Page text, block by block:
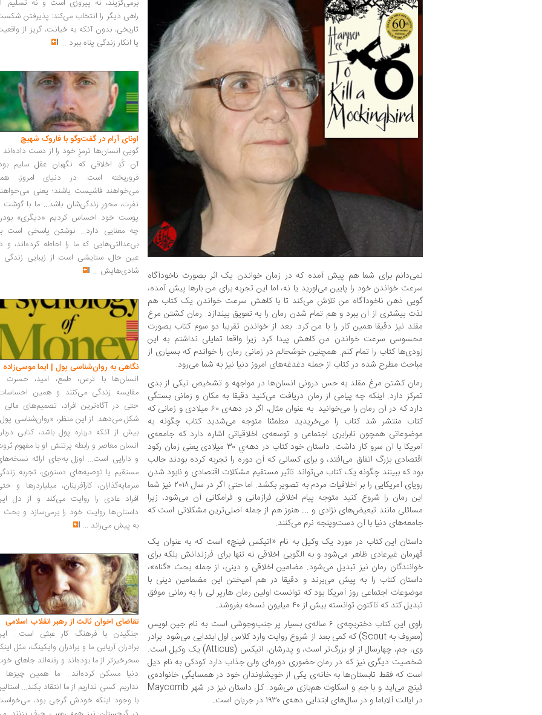
نمی‌دانم برای شما هم پیش آمده که در زمان خواندن یک اثر بصورت ناخودآگاه
سرعت خواندن خود را پایین می‌اورید یا نه، اما این تجربه برای من بارها پیش آمده،
گویی ذهن ناخودآگاه من تلاش می‌کند تا با کاهش سرعت خواندن یک کتاب هم
لذت بیشتری از آن ببرد و هم تمام شدن رمان را به تعویق بیندازد. رمان کشتن مرغ
مقلد نیز دقیقا همین کار را با من کرد. بعد از خواندن تقریبا دو سوم کتاب بصورت
محسوسی سرعت خواندن من کاهش پیدا کرد زیرا واقعا تمایلی نداشتم به این
زودی‌ها کتاب را تمام کنم. همچنین خوشحالم در زمانی رمان را خواندم که بسیاری از
مباحث مطرح شده در کتاب از جمله دغدغه‌های امروز دنیا نیز به شما می‌رود.
رمان کشتن مرغ مقلد به حس درونی انسان‌ها در مواجهه و تشخیص نیکی از بدی
تمرکز دارد. اینکه چه پیامی از رمان دریافت می‌کنید دقیقا به مکان و زمانی بستگی
دارد که در آن رمان را می‌خوانید. به عنوان مثال، اگر در دهه‌ی ۶۰ میلادی و زمانی که
کتاب منتشر شد کتاب را می‌خریدید مطمئنا متوجه می‌شدید کتاب چگونه به
موضوعاتی همچون نابرابری اجتماعی و توسعه‌ی اخلاقیاتی اشاره دارد که جامعه‌ی
آمریکا با آن سرو کار داشت. داستان خود کتاب در دهه‌ي ۳۰ میلادی یعنی زمان رکود
اقتصادی بزرگ اتفاق می‌افتد، و برای کسانی که آن دوره را تجربه کرده بودند جالب
بود که ببینند چگونه یک کتاب می‌تواند تاثیر مستقیم مشکلات اقتصادی و نابود شدن
رویای آمریکایی را بر اخلاقیات مردم به تصویر بکشد. اما حتی اگر در سال ۲۰۱۸ نیز شما
این رمان را شروع کنید متوجه پیام اخلاقی فرازمانی و فرامکانی آن می‌شود، زیرا
مسائلی مانند تبعیض‌های نژادی و ... هنوز هم از جمله اصلی‌ترین مشکلاتی است که
جامعه‌های دنیا با آن دست‌و‌پنجه نرم‌ می‌کنند.
داستان این کتاب در مورد یک وکیل به نام «اتیکس فینچ» است که به عنوان یک
قهرمان غیرعادی ظاهر می‌شود و به الگویی اخلاقی نه تنها برای فرزندانش بلکه برای
خوانندگان رمان نیز تبدیل می‌شود. مضامین اخلاقی و دینی، از جمله بحث «گناه»،
داستان کتاب را به پیش ‌می‌برند و دقیقا در هم آمیختن این مضمامین دینی با
موضوعات اجتماعی روز آمریکا بود که توانست اولین رمان هارپر لی را به رمانی موفق
تبدیل کند که تاکنون توانسته بیش از ۴۰ میلیون نسخه بفروشد.
راوی این کتاب دختربچه‌ی ۶ ساله‌ی بسیار پر جنب‌وجوشی است به نام جین لویس
(معروف به Scout) که کمی بعد از شروع روایت وارد کلاس اول ابتدایی می‌شود. برادر
وی، جم، چهارسال از او بزرگ‌تر است، و پدرشان، اتیکس (Atticus) یک وکیل است.
شخصیت دیگری نیز که در رمان حضوری دوره‌ای ولی جذاب دارد کودکی به نام دیل
است که فقط تابستان‌ها به خانه‌ی یکی از خویشاوندان خود در همسایگی خانواده‌ی
فینچ می‌اید و با جم و اسکاوت هم‌بازی می‌شود. کل داستان نیز در شهر Maycomb
در ایالت آلاباما و در سال‌های ابتدایی دهه‌ی ۱۹۳۰ در جریان است.
برمی‌گزیند، نه پیروزی است و نه تسلیم.
راهی دیگر را انتخاب می‌کند: پذیرفتن
تاریخی، بدون آنکه به خیانت، گریز از
یا انکار زندگی پناه ببرد ...
اونای آرام در گفت‌وگو با فاروک شهیچ‭
گویی انسان‌ها ترمزِ خود را از دست داده‌اند
آن کُدِ اخلاقی که نگهبان عقل سلیم
فروریخته است. در دنیای امروز،
می‌خواهند فاشیست باشند؛ یعنی
نفرت، محورِ زندگی‌شان باشد... ما با گوشت
پوست خود احساس کردیم «دیگری»
چه معنایی دارد... نوشتن پاسخی است
بی‌عدالتی‌هایی که ما را احاطه کرده‌اند، و
عین حال، ستایشی است از زیبایی زندگی
شادی‌هایش ...
نگاهی به روان‌شناسی پول | ایما موسی‌زاده
انسان‌ها با ترس، طمع، امید، حسرت
مقایسه زندگی می‌کنند و همین
حتی در آگاه‌ترین افراد، تصمیم‌های مالی
شکل می‌دهد. از این منظر، «روان‌شناسی
بیش از آنکه درباره پول باشد، کتابی
انسان معاصر و رابطه پرتنش او با مفهوم
و دارایی است... اوزل به‌جای ارائه
مستقیم یا توصیه‌های دستوری، تجربه
سرمایه‌گذاران، کارآفرینان، میلیاردرها و
افراد عادی را روایت می‌کند و از دل
داستان‌ها روایت خود را برمی‌سازد و بحث
به پیش می‌راند ...
تقاضای اخوان ثالث از رهبر انقلاب اسلامی
جنگیدن با فرهنگ کار عبثی است...
برادران آریایی ما و برادران وایکینگ، مثل
سحرخیزتر از ما بوده‌اند و رفته‌اند جاهای
دنیا مسکن کرده‌اند... ما همین چیزها
نداریم. کسی نداریم از ما انتقاد بکند...
با وجود اینکه خودش گرجی بود،